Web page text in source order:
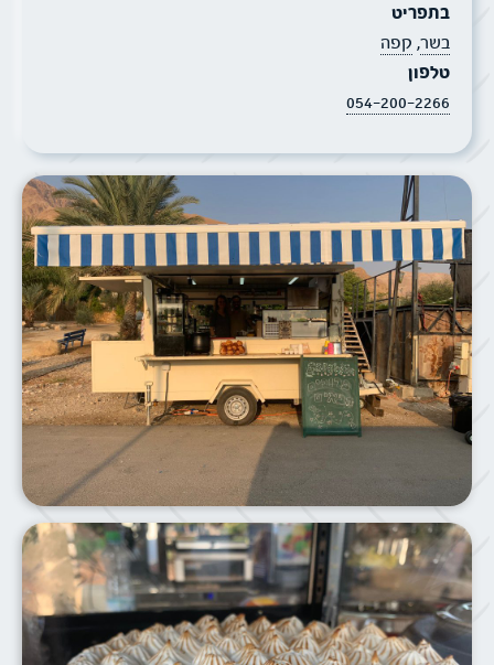
בתפריט
בשר, קפה
טלפון
054-200-2266
תמונת הסביבה של הפודטראק קפסיטו
תמונת הסביבה של הפודטראק קפסיטו